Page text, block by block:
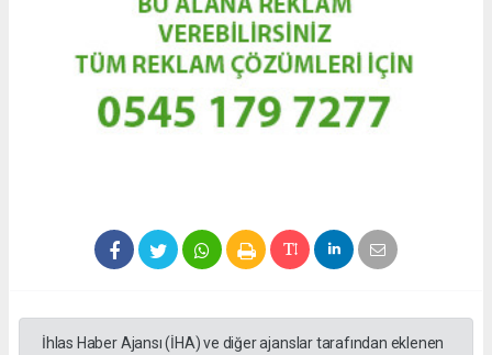
İhlas Haber Ajansı (İHA) ve diğer ajanslar tarafından eklenen